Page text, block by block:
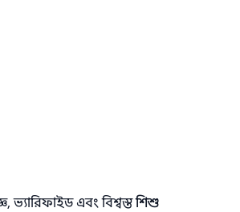
ভ্যারিফাইড এবং বিশ্বস্তশিশু